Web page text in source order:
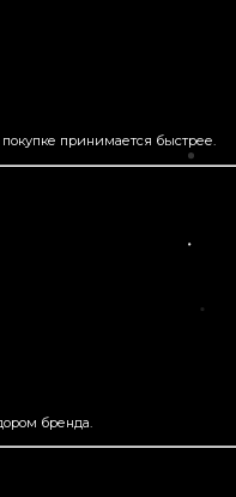
принимается быстрее.
бренда.